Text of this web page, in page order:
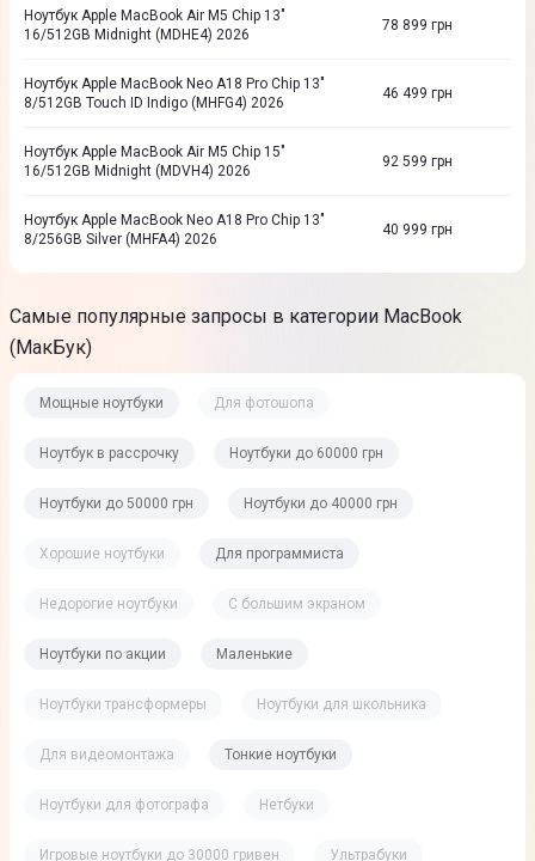
Ноутбук Apple MacBook Air M5 Chip 13"
16/512GB Midnight (MDHE4) 2026
78 899 грн
Ноутбук Apple MacBook Neo A18 Pro Chip 13"
8/512GB Touch ID Indigo (MHFG4) 2026
46 499 грн
Ноутбук Apple MacBook Air M5 Chip 15"
16/512GB Midnight (MDVH4) 2026
92 599 грн
Ноутбук Apple MacBook Neo A18 Pro Chip 13"
8/256GB Silver (MHFA4) 2026
40 999 грн
Самые популярные запросы в категории MacBook
(МакБук)
Мощные ноутбуки Для фотошопа
Ноутбук в рассрочку Ноутбуки до 60000 грн
Ноутбуки до 50000 грн Ноутбуки до 40000 грн
Хорошие ноутбуки Для программиста
Недорогие ноутбуки С большим экраном
Ноутбуки по акции Маленькие
Ноутбуки трансформеры Ноутбуки для школьника
Для видеомонтажа Тонкие ноутбуки
Ноутбуки для фотографа Нетбуки
Игровые ноутбуки до 30000 гривен Ультрабуки